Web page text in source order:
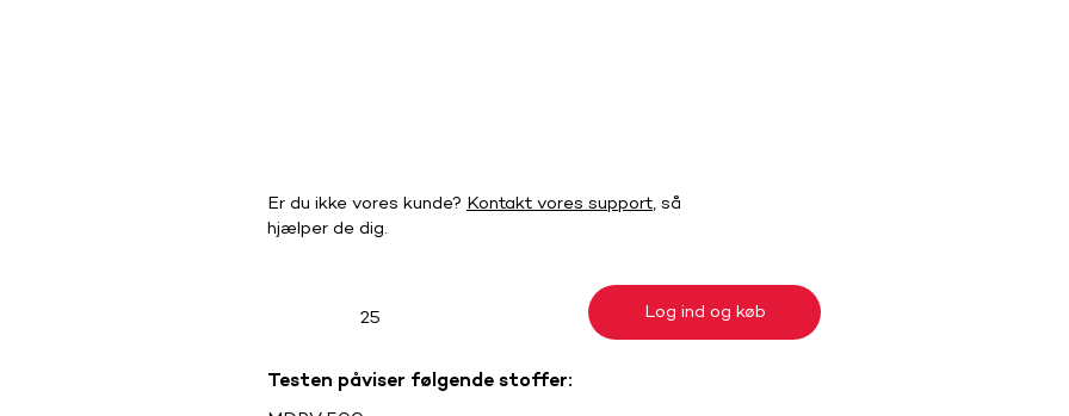
Er du ikke vores kunde? Kontakt vores support, så
hjælper de dig.
25 Log ind og køb
Testen påviser følgende stoffer: